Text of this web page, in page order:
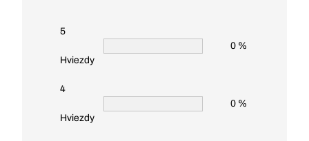
5
Hviezdy
0 %
4
Hviezdy
0 %